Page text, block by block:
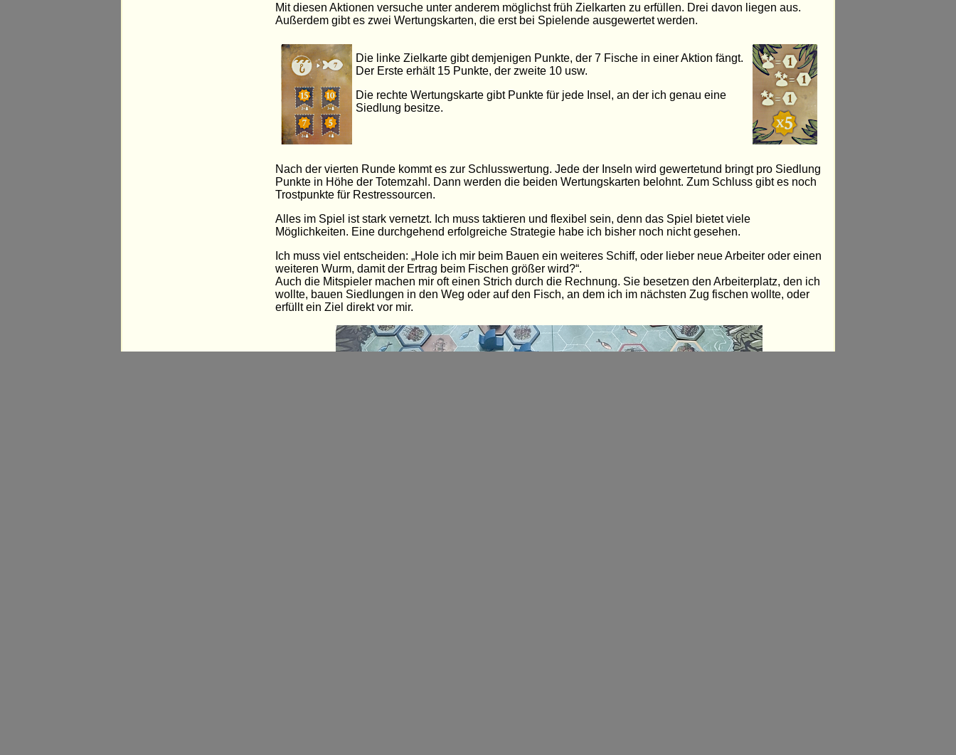
Mit diesen Aktionen versuche unter anderem möglichst früh Zielkarten zu erfüllen. Drei davon liegen aus.
Außerdem gibt es zwei Wertungskarten, die erst bei Spielende ausgewertet werden.
Die linke Zielkarte gibt demjenigen Punkte, der 7 Fische in einer Aktion fängt.
Der Erste erhält 15 Punkte, der zweite 10 usw.
Die rechte Wertungskarte gibt Punkte für jede Insel, an der ich genau eine
Siedlung besitze.
Nach der vierten Runde kommt es zur Schlusswertung. Jede der Inseln wird gewertetund bringt pro Siedlung
Punkte in Höhe der Totemzahl. Dann werden die beiden Wertungskarten belohnt. Zum Schluss gibt es noch
Trostpunkte für Restressourcen.
Alles im Spiel ist stark vernetzt. Ich muss taktieren und flexibel sein, denn das Spiel bietet viele
Möglichkeiten. Eine durchgehend erfolgreiche Strategie habe ich bisher noch nicht gesehen.
Ich muss viel entscheiden: „Hole ich mir beim Bauen ein weiteres Schiff, oder lieber neue Arbeiter oder einen
weiteren Wurm, damit der Ertrag beim Fischen größer wird?“.
Auch die Mitspieler machen mir oft einen Strich durch die Rechnung. Sie besetzen den Arbeiterplatz, den ich
wollte, bauen Siedlungen in den Weg oder auf den Fisch, an dem ich im nächsten Zug fischen wollte, oder
erfüllt ein Ziel direkt vor mir.